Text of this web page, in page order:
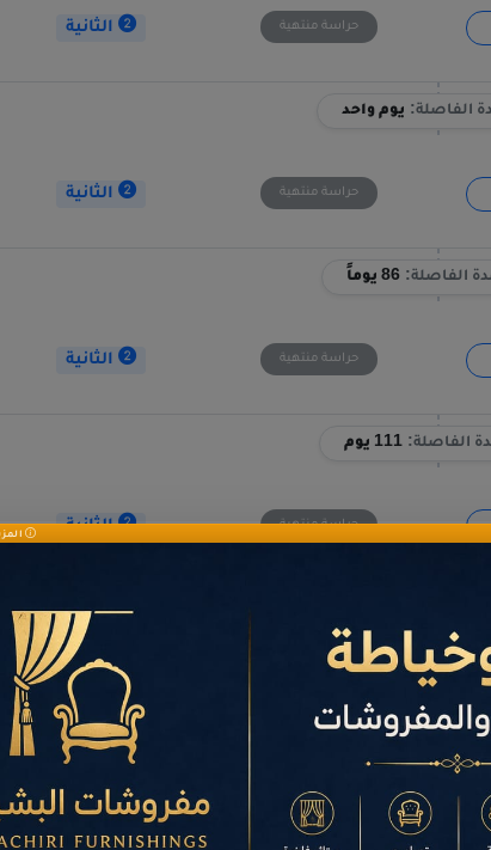
حراسة منتهية الثانية
الفاصلة: يوم واحد
حراسة منتهية الثانية
الفاصلة: 86 يوماً
حراسة منتهية الثانية
الفاصلة: 111 يوم
حراسة منتهية الثانية
الثانية
الفاصلة: